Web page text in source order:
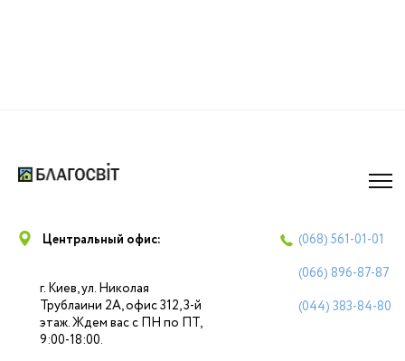
Центральный офис:
г. Киев, ул. Николая
Трублаини 2А, офис 312, 3-й
этаж. Ждем вас с ПН по ПТ,
9:00-18:00.
(068) 561-01-01
(066) 896-87-87
(044) 383-84-80